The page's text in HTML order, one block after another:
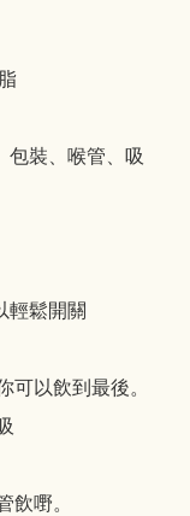
包裝、喉管、吸
輕鬆開關
以飲到最後。
嘢。